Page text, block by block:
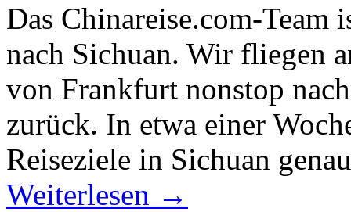
Das Chinareise.com-Team
nach Sichuan. Wir fliegen
von Frankfurt nonstop
zurück. In etwa einer
Reiseziele in Sichuan
Weiterlesen →